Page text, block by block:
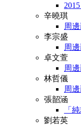
辛曉琪
周
李宗盛
周
卓文萱
周
林哲儀
周
張韶涵
「
劉若英